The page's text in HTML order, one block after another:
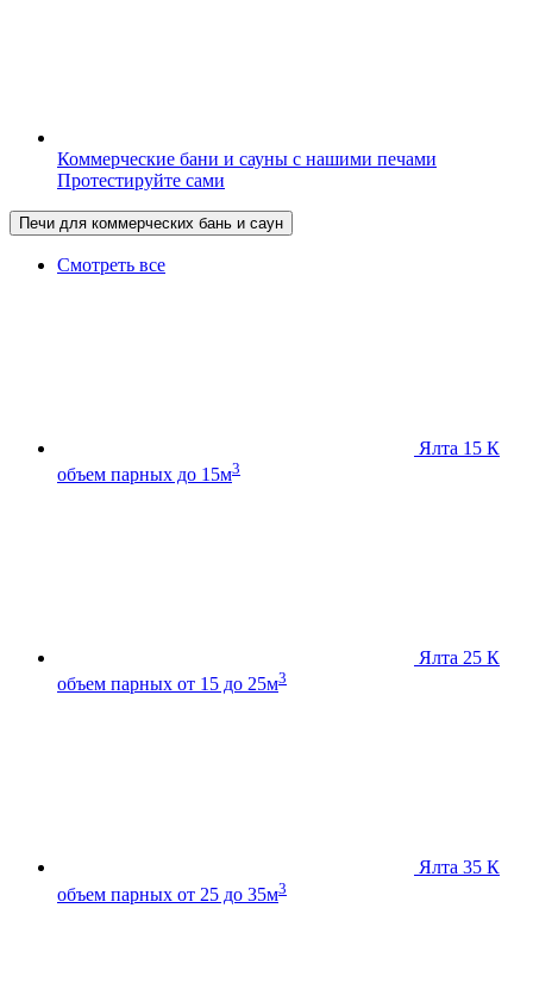
Коммерческие бани и сауны с нашими печами
Протестируйте сами
Печи для коммерческих бань и саун
Смотреть все
Ялта 15 К
объем парных до 15м3
Ялта 25 К
объем парных от 15 до 25м3
Ялта 35 К
объем парных от 25 до 35м3